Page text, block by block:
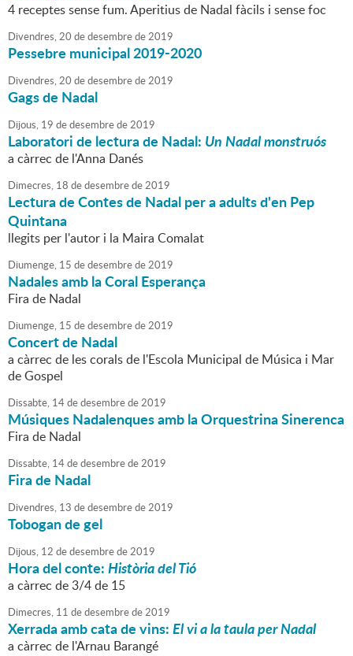
4 receptes sense fum. Aperitius de Nadal fàcils i sense foc
Divendres,20 dedesembrede2019
Pessebre municipal 2019-2020
Divendres,20 dedesembrede2019
Gags de Nadal
Dijous, 19 dedesembrede2019
Laboratori de lectura de Nadal: Un Nadal monstruós
a càrrec de l'Anna Danés
Dimecres, 18 dedesembrede2019
Lectura de Contes de Nadal per a adults d'en Pep
Quintana
llegits per l'autor i la Maira Comalat
Diumenge, 15 dedesembrede2019
Nadales amb la Coral Esperança
Fira de Nadal
Diumenge, 15 dedesembrede2019
Concert de Nadal
a càrrec de les corals de l'Escola Municipal de Música i Mar
de Gospel
Dissabte, 14dedesembrede2019
Músiques Nadalenques amb la Orquestrina Sinerenca
Fira de Nadal
Dissabte, 14dedesembrede2019
Fira de Nadal
Divendres, 13 dedesembrede2019
Tobogan de gel
Dijous, 12 dedesembrede2019
Hora del conte:Història del Tió
a càrrec de 3/4 de 15
Dimecres, 11 dedesembrede2019
Xerrada amb cata de vins:El vi a la taula per Nadal
a càrrec de l'Arnau Barangé